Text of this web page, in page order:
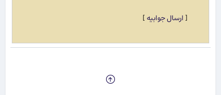
[ارسال جوابیه]